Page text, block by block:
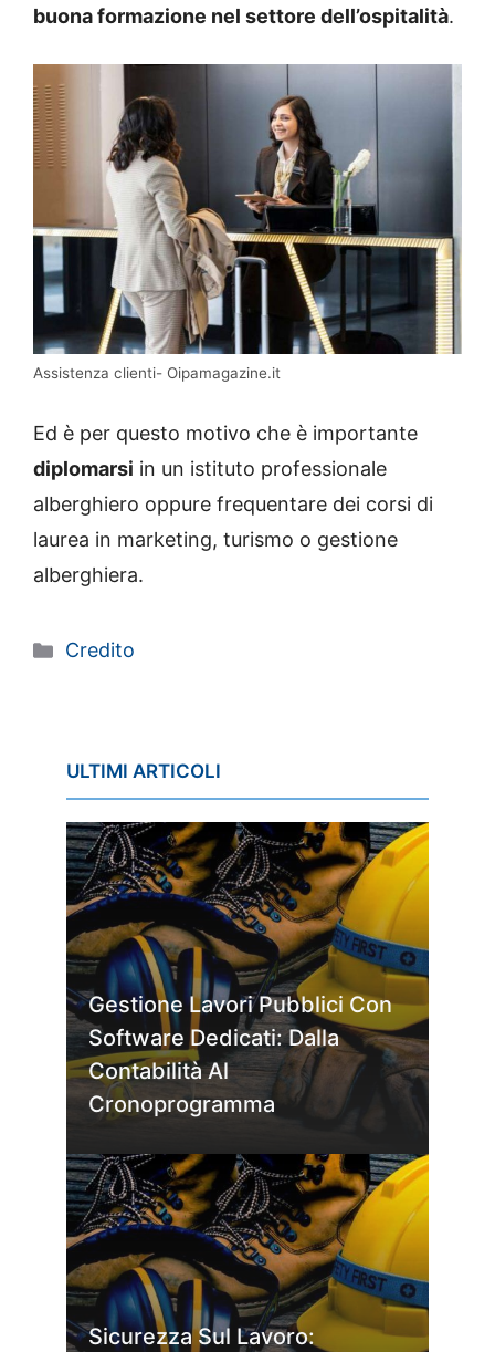
buona formazione nel settore dell’ospitalità.
Assistenza clienti- Oipamagazine.it
Ed è per questo motivo che è importante
diplomarsi in un istituto professionale
alberghiero oppure frequentare dei corsi di
laurea in marketing, turismo o gestione
alberghiera.
Categorie
Credito
ULTIMI ARTICOLI
Gestione Lavori Pubblici Con
Software Dedicati: Dalla
Contabilità Al
Cronoprogramma
Sicurezza Sul Lavoro: